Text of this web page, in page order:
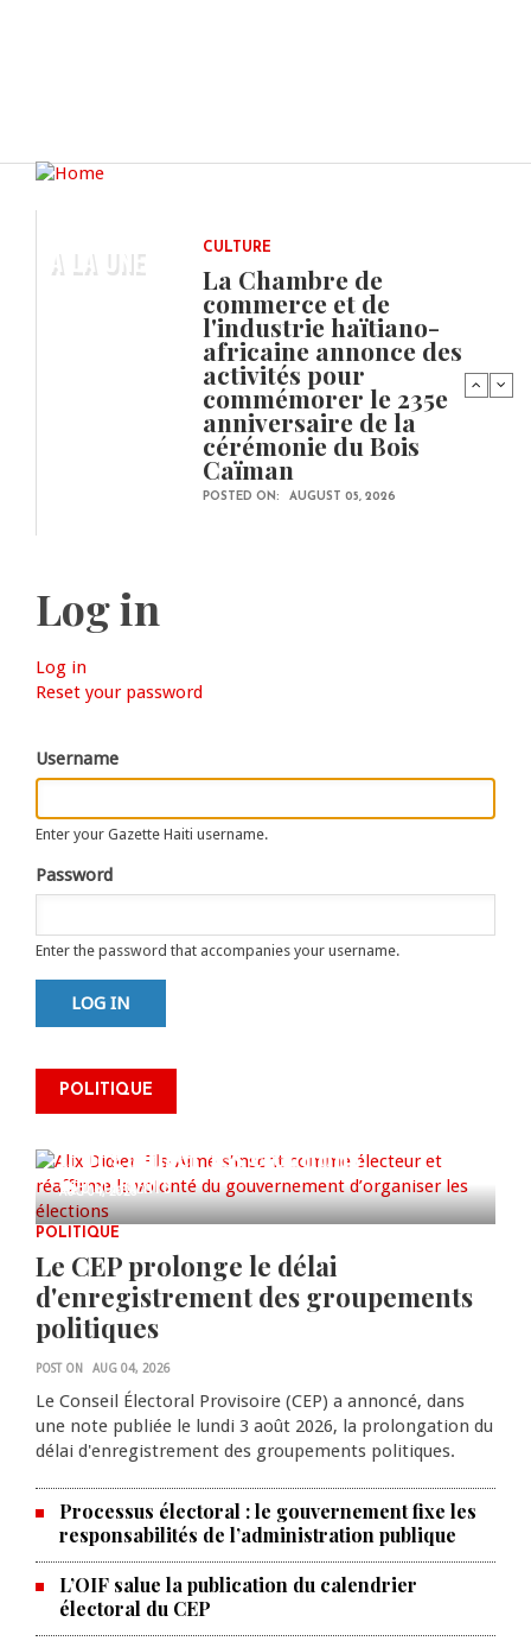
A LA UNE CULTURE
La Chambre de
commerce et de
l'industrie haïtiano-
africaine annonce des
activités pour
commémorer le 235e
anniversaire de la
cérémonie du Bois
Caïman
POSTED ON: AUGUST 05, 2026
Log in
Primary
Log in
tab)
Reset your password
Username
Enter your Gazette Haiti username.
Password
Enter the password that accompanies your username.
POLITIQUE
0 COMMENTS
Alix Didier Fils-Aimé s’inscrit
comme électeur et réaffirme la
d’organiser les élections
AUG 04, 2026
POLITIQUE
Le CEP prolonge le délai
d'enregistrement des groupements
politiques
POST ON AUG 04, 2026
Le Conseil Électoral Provisoire (CEP) a annoncé, dans
une note publiée le lundi 3 août 2026, la prolongation du
délai d'enregistrement des groupements politiques.
Processus électoral : le gouvernement fixe les
responsabilités de l’administration publique
L’OIF salue la publication du calendrier
électoral du CEP